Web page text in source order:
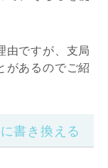
由ですが、支局
があるのでご紹
書き換える